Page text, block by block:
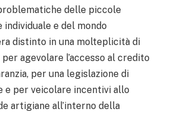
delle piccole
e del mondo
distinto in una molteplicità di
agevolare l’accesso al credito
per una legislazione di
e per veicolare incentivi allo
artigiane all’interno della